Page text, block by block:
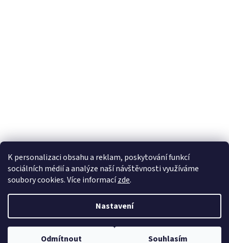
K personalizaci obsahu a reklam, poskytování funkcí
sociálních médií a analýze naší návštěvnosti využíváme
soubory cookies. Více informacízde.
Nastavení
Odmítnout Souhlasím
Copyright 2026EKOZAHRADNICTVÍ. Všechna práva vyhrazena.
Upravit nastavení cookies